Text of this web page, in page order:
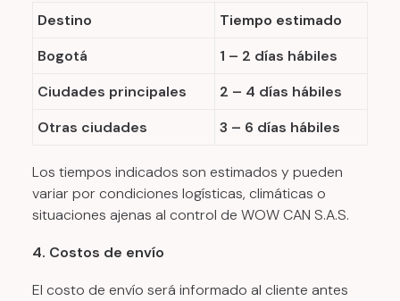
Destino
Tiempo estimado
Bogotá
1 – 2 días hábiles
Ciudades principales
2 – 4 días hábiles
Otras ciudades
3 – 6 días hábiles
Los tiempos indicados son estimados y pueden
variar por condiciones logísticas, climáticas o
situaciones ajenas al control de WOW CAN S.A.S.
4. Costos de envío
El costo de envío será informado al cliente antes